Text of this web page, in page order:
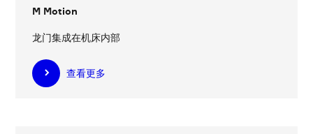
M Motion
龙门集成在机床内部
查看更多